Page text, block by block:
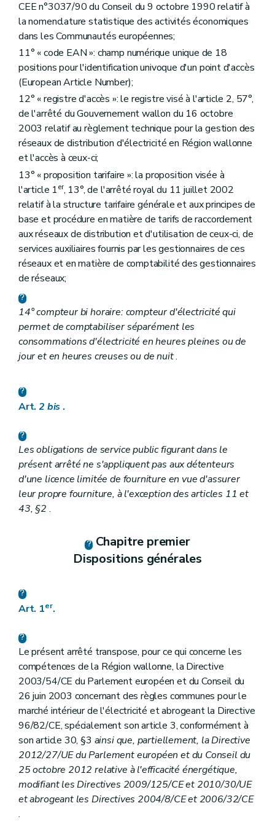
Art.37 bis
Section 4
Fourniture minimale garantie aux clients protégés
Sous-section première Fourniture minimale garantie et défaut récurrent de paiement
Art. 38
Art. 39
Sous-section 2 Procédure conduisant à la coupure d'électricité suite à un défaut récurrent de paiement
Art. 40
Sous-section 3 Recouvrement de la dette relative à la fourniture minimale garantie
Art. 41
Chapitre V Contrôle de la « CWaPE »
Art. 42
Art. 43
Art. 44
Chapitre VI Dispositions transitoires et finales
Art. 45
Art. 45bis
Art. 45ter
Art. 46
Art. 47
Art. 48
Annexe 1
CEE n°3037/90 du Conseil du 9 octobre 1990 relatif à
la nomenclature statistique des activités économiques
dans les Communautés européennes;
11° « code EAN »: champ numérique unique de 18
positions pour l'identification univoque d'un point d'accès
(European Article Number);
12° « registre d'accès »: le registre visé à l'article 2, 57°,
de l'arrêté du Gouvernement wallon du 16 octobre
2003 relatif au règlement technique pour la gestion des
réseaux de distribution d'électricité en Région wallonne
et l'accès à ceux-ci;
13° « proposition tarifaire »: la proposition visée à
l'article 1er, 13°, de l'arrêté royal du 11 juillet 2002
relatif à la structure tarifaire générale et aux principes de
base et procédure en matière de tarifs de raccordement
aux réseaux de distribution et d'utilisation de ceux-ci, de
services auxiliaires fournis par les gestionnaires de ces
réseaux et en matière de comptabilité des gestionnaires
de réseaux;
14° compteur bi horaire: compteur d'électricité qui
permet de comptabiliser séparément les
consommations d'électricité en heures pleines ou de
jour et en heures creuses ou de nuit.
Art.2 bis .
Les obligations de service public figurant dans le
présent arrêté ne s'appliquent pas aux détenteurs
d'une licence limitée de fourniture en vue d'assurer
leur propre fourniture, à l'exception des articles 11 et
43, §2 .
Chapitre premier
Dispositions générales
Art. 1er.
Le présent arrêté transpose, pour ce qui concerne les
compétences de la Région wallonne, la Directive
2003/54/CE du Parlement européen et du Conseil du
26 juin 2003 concernant des règles communes pour le
marché intérieur de l'électricité et abrogeant la Directive
96/82/CE, spécialement son article 3, conformément à
son article 30, §3 ainsi que, partiellement, la Directive
2012/27/UE du Parlement européen et du Conseil du
25 octobre 2012 relative à l'efficacité énergétique,
modifiant les Directives 2009/125/CE et 2010/30/UE
et abrogeant les Directives 2004/8/CE et 2006/32/CE
.